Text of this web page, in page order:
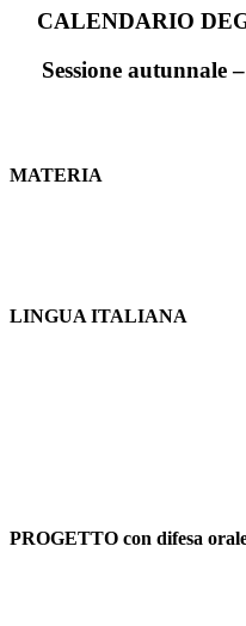
CALENDARIO
Sessione autunnale
MATERIA
LINGUA ITALIANA
PROGETTO con difesa